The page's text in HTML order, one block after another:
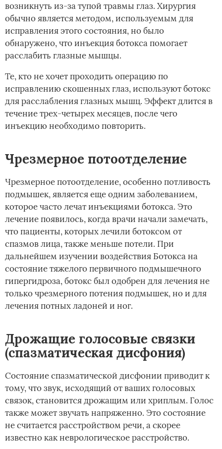
возникнуть из-за тупой травмы глаз. Хирургия
обычно является методом, используемым для
исправления этого состояния, но было
обнаружено, что инъекция ботокса помогает
расслабить глазные мышцы.
Те, кто не хочет проходить операцию по
исправлению скошенных глаз, используют ботокс
для расслабления глазных мышц. Эффект длится в
течение трех-четырех месяцев, после чего
инъекцию необходимо повторить.
Чрезмерное потоотделение
Чрезмерное потоотделение, особенно потливость
подмышек, является еще одним заболеванием,
которое часто лечат инъекциями ботокса. Это
лечение появилось, когда врачи начали замечать,
что пациенты, которых лечили ботоксом от
спазмов лица, также меньше потели. При
дальнейшем изучении воздействия Ботокса на
состояние тяжелого первичного подмышечного
гипергидроза, ботокс был одобрен для лечения не
только чрезмерного потения подмышек, но и для
лечения потных ладоней и ног.
Дрожащие голосовые связки
(спазматическая дисфония)
Состояние спазматической дисфонии приводит к
тому, что звук, исходящий от ваших голосовых
связок, становится дрожащим или хриплым. Голос
также может звучать напряженно. Это состояние
не считается расстройством речи, а скорее
известно как неврологическое расстройство.